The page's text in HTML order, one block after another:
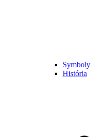
Symboly
História